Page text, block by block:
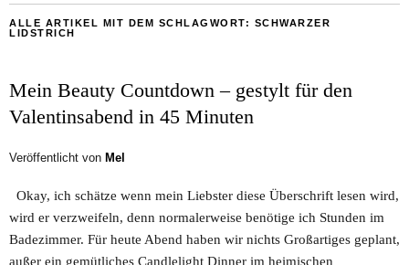
ALLE ARTIKEL MIT DEM SCHLAGWORT: SCHWARZER
LIDSTRICH
Mein Beauty Countdown – gestylt für den
Valentinsabend in 45 Minuten
Veröffentlicht von Mel
Okay, ich schätze wenn mein Liebster diese Überschrift lesen wird,
wird er verzweifeln, denn normalerweise benötige ich Stunden im
Badezimmer. Für heute Abend haben wir nichts Großartiges geplant,
außer ein gemütliches Candlelight Dinner im heimischen